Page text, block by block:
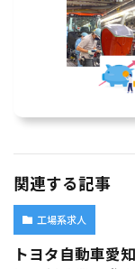
関連する記事
工場系求人
トヨタ自動車愛